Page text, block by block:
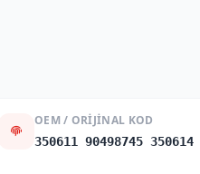
OEM / ORIJINAL KOD
350611 90498745 350614